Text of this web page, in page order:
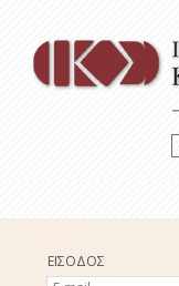
ΕΙΣΟΔΟΣ